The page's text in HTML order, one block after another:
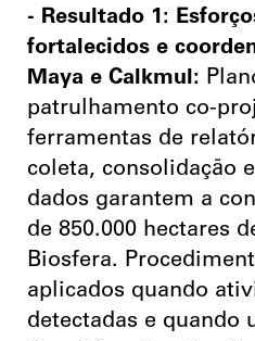
- Resultado 1:
fortalecidos e
Maya e Calkmul:
patrulhamento co-
ferramentas de
coleta, consolidação
dados garantem a
de 850.000 hectares
Biosfera.
aplicados quando
detectadas e quando